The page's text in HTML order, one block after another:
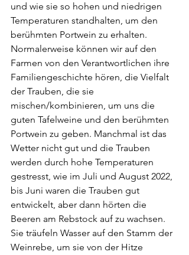
und wie sie so hohen und niedrigen
Temperaturen standhalten, um den
berühmten Portwein zu erhalten.
Normalerweise können wir auf den
Farmen von den Verantwortlichen ihre
Familiengeschichte hören, die Vielfalt
der Trauben, die sie
mischen/kombinieren, um uns die
guten Tafelweine und den berühmten
Portwein zu geben. Manchmal ist das
Wetter nicht gut und die Trauben
werden durch hohe Temperaturen
gestresst, wie im Juli und August 2022,
bis Juni waren die Trauben gut
entwickelt, aber dann hörten die
Beeren am Rebstock auf zu wachsen.
Sie träufeln Wasser auf den Stamm der
Weinrebe, um sie von der Hitze